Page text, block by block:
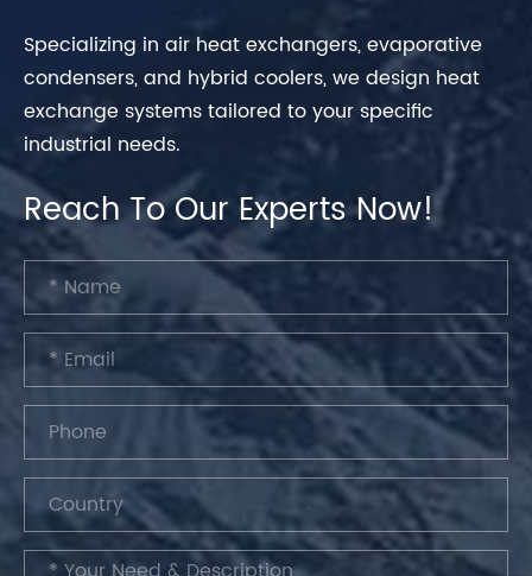
Specializing in air heat exchangers, evaporative
condensers, and hybrid coolers, we design heat
exchange systems tailored to your specific
industrial needs.
Reach To Our Experts Now!